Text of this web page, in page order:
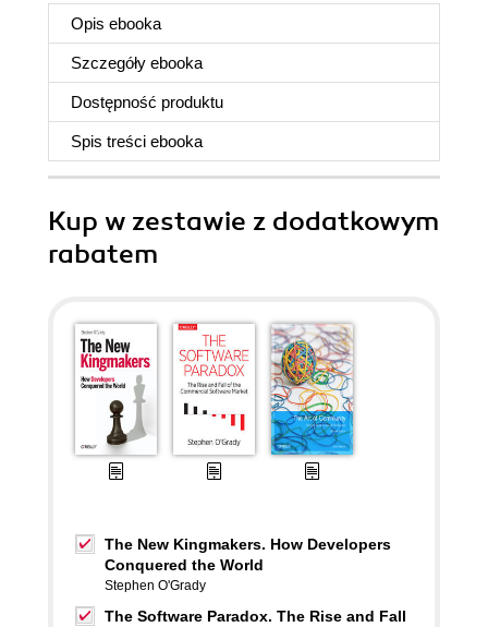
Opis ebooka
Szczegóły ebooka
Dostępność produktu
Spis treści ebooka
Kup w zestawie z dodatkowym
rabatem
The New Kingmakers. How Developers
Conquered the World
Stephen O'Grady
The Software Paradox. The Rise and Fall